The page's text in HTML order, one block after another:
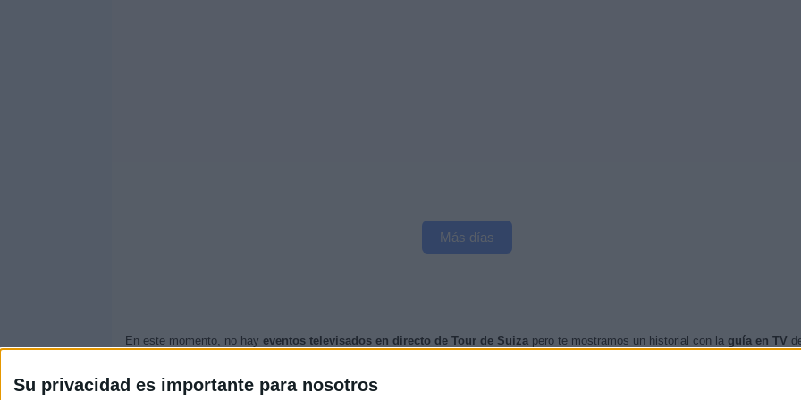
Su privacidad es importante para nosotros
Más días
En este momento, no hay eventos televisados en directo de Tour de Suizapero te mostramos un historial con la guía en TV